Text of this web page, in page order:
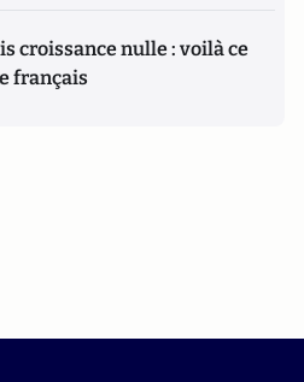
croissance nulle : voilà ce
français